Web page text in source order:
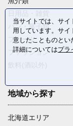
パン・菓子類
フルーツ
ファッション
地域から探す
北海道エリア
当サイトでは、サ
用しています。サ
意したことものとい
詳細についてはプラ